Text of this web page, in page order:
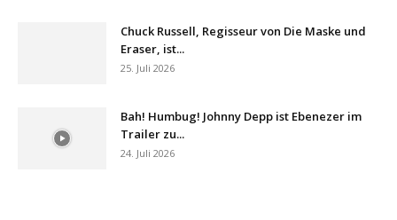
Chuck Russell, Regisseur von Die Maske und
Eraser, ist...
25. Juli 2026
Bah! Humbug! Johnny Depp ist Ebenezer im
Trailer zu...
24. Juli 2026